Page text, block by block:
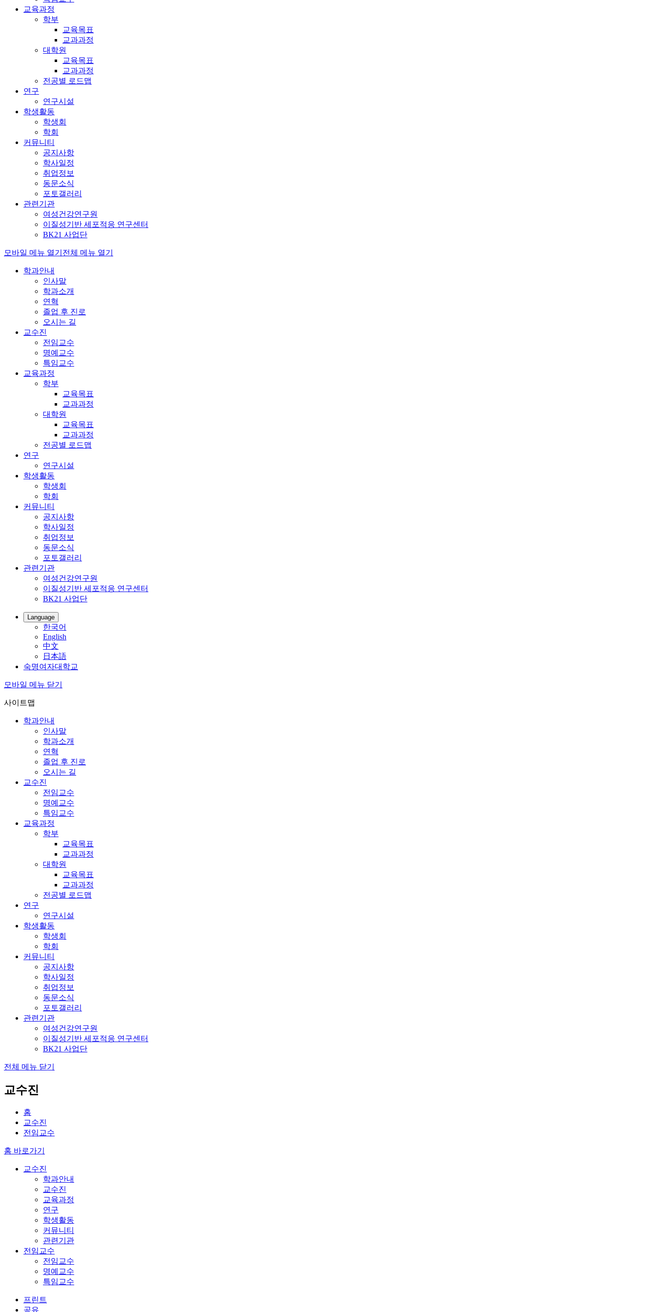
교육과정
학부
교육목표
교과과정
대학원
교육목표
교과과정
전공별 로드맵
연구
연구시설
학생활동
학생회
학회
커뮤니티
공지사항
학사일정
취업정보
동문소식
포토갤러리
관련기관
여성건강연구원
이질성기반 세포적응 연구센터
BK21 사업단
모바일 메뉴 열기 전체 메뉴 열기
학과안내
인사말
학과소개
연혁
졸업 후 진로
오시는 길
교수진
전임교수
명예교수
특임교수
교육과정
학부
교육목표
교과과정
대학원
교육목표
교과과정
전공별 로드맵
연구
연구시설
학생활동
학생회
학회
커뮤니티
공지사항
학사일정
취업정보
동문소식
포토갤러리
관련기관
여성건강연구원
이질성기반 세포적응 연구센터
BK21 사업단
Language
한국어
English
中文
日本語
숙명여자대학교
모바일 메뉴 닫기
사이트맵
학과안내
인사말
학과소개
연혁
졸업 후 진로
오시는 길
교수진
전임교수
명예교수
특임교수
교육과정
학부
교육목표
교과과정
대학원
교육목표
교과과정
전공별 로드맵
연구
연구시설
학생활동
학생회
학회
커뮤니티
공지사항
학사일정
취업정보
동문소식
포토갤러리
관련기관
여성건강연구원
이질성기반 세포적응 연구센터
BK21 사업단
전체 메뉴 닫기
교수진
홈
교수진
전임교수
홈 바로가기
교수진
학과안내
교수진
교육과정
연구
학생활동
커뮤니티
관련기관
전임교수
전임교수
명예교수
특임교수
프린트
공유